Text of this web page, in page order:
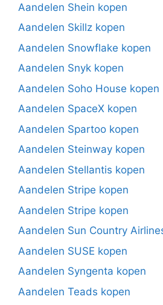
Aandelen Shein kopen
Aandelen Skillz kopen
Aandelen Snowflake kopen
Aandelen Snyk kopen
Aandelen Soho House kopen
Aandelen SpaceX kopen
Aandelen Spartoo kopen
Aandelen Steinway kopen
Aandelen Stellantis kopen
Aandelen Stripe kopen
Aandelen Stripe kopen
Aandelen Sun Country
Aandelen SUSE kopen
Aandelen Syngenta kopen
Aandelen Teads kopen